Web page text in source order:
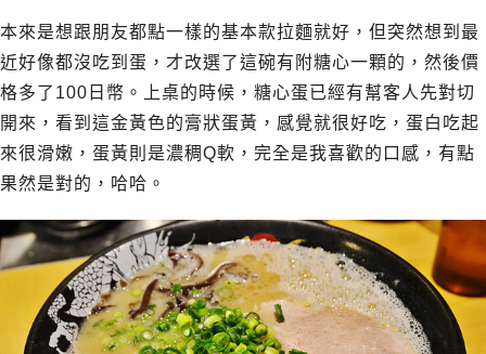
本來是想跟朋友都點一樣的基本款拉麵就好，但突然想到最
近好像都沒吃到蛋，才改選了這碗有附糖心一顆的，然後價
格多了100日幣。上桌的時候，糖心蛋已經有幫客人先對切
開來，看到這金黃色的膏狀蛋黃，感覺就很好吃，蛋白吃起
來很滑嫩，蛋黃則是濃稠Q軟，完全是我喜歡的口感，有點
果然是對的，哈哈。